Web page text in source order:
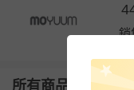
銷
所有商品